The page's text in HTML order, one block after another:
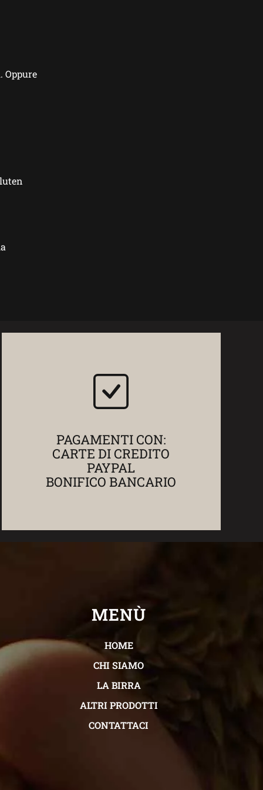
Oppure
PAGAMENTI CON:
CARTE DI CREDITO
PAYPAL
BONIFICO BANCARIO
MENÙ
HOME
CHI SIAMO
LA BIRRA
ALTRI PRODOTTI
CONTATTACI